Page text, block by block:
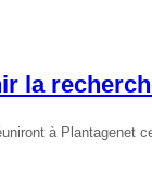
la
à Plantagenet